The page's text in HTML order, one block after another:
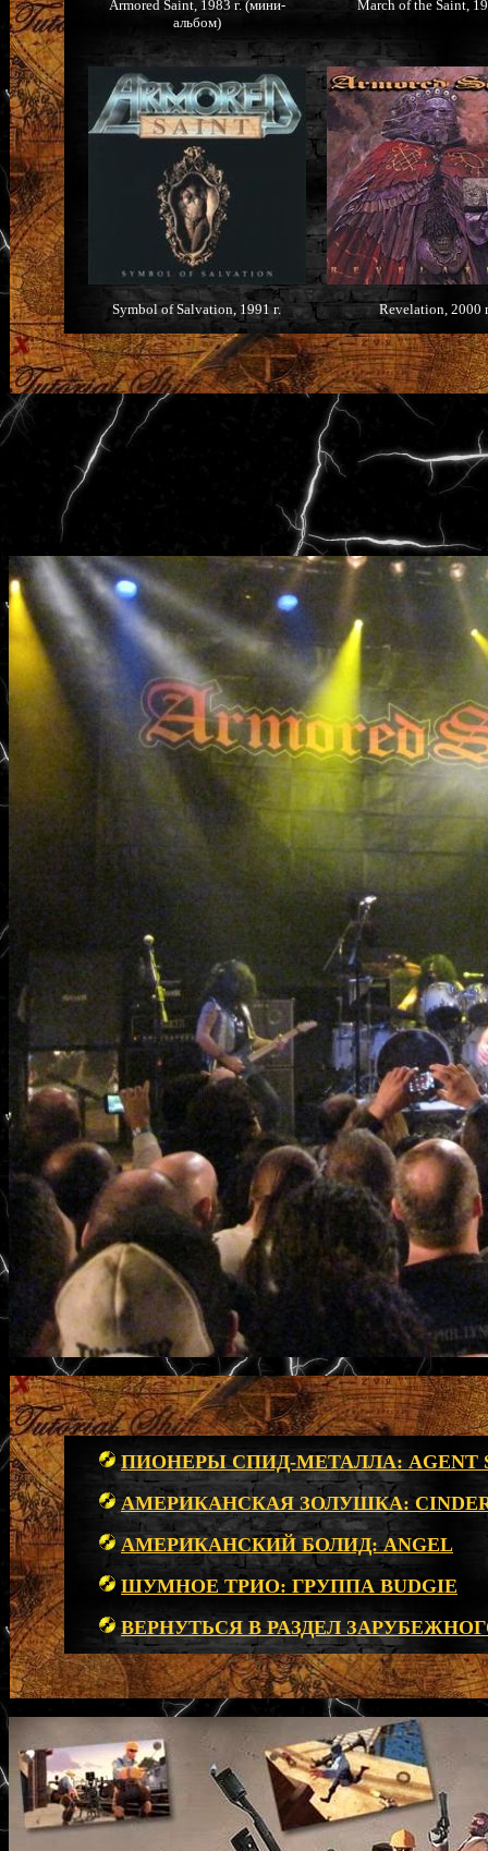
Armored Saint, 1983 г. (мини-
альбом)
March of the Saint,
Symbol of Salvation, 1991 г. Revelation, 2000
ПИОНЕРЫ СПИД-МЕТАЛЛА: AGENT
АМЕРИКАНСКАЯ ЗОЛУШКА:
АМЕРИКАНСКИЙ БОЛИД: ANGEL
ШУМНОЕ ТРИО: ГРУППА BUDGIE
ВЕРНУТЬСЯ В РАЗДЕЛ